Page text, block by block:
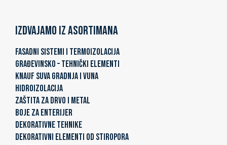
Izdvajamo iz asortimana
FASADNI SISTEMI I TERMOIZOLACIJA
GRAĐEVINSKO – TEHNIČKI ELEMENTI
KNAUF SUVA GRADNJA I VUNA
HIDROIZOLACIJA
ZAŠTITA ZA DRVO I METAL
BOJE ZA ENTERIJER
DEKORATIVNE TEHNIKE
DEKORATIVNI ELEMENTI OD STIROPORA